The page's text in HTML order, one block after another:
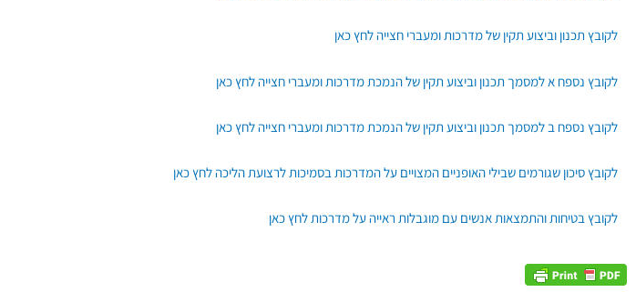
לקובץ תכנון וביצוע תקין של מדרכות ומעברי חצייה לחץ כאן
לקובץ נספח א למסמך תכנון וביצוע תקין של הנמכת מדרכות ומעברי חצייה לחץ כאן
לקובץ נספח ב למסמך תכנון וביצוע תקין של הנמכת מדרכות ומעברי חצייה לחץ כאן
לקובץ סיכון שגורמים שבילי האופניים המצויים על המדרכות בסמיכות לרצועת הליכה לחץ כאן
לקובץ בטיחות והתמצאות אנשים עם מוגבלות ראייה על מדרכות לחץ כאן